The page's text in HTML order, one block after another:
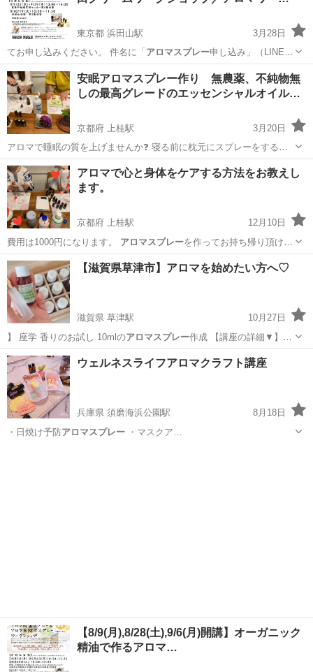
東京都 浜田山駅
3月28日
てお申し込みください。 件名に「 アロマスプレー申し込み」（LINEの
場合本文へ）…
東京 杉並区 浜田山駅 アロマ 丹田
安眠アロマスプレー作り 無農薬、不純物無
しの最高グレードのエッセンシャルオイル…
京都府 上桂駅
3月20日
アロマで睡眠の質を上げませんか❓ 寝る前に枕元にスプレーをするこ
とで、アロマの香りが副交感神経を優位にし、心と身体がリラック
ス、安眠を誘います💕 安眠効果のあるエッセンシャルオイルの種類は
たくさんあります。 甘い香りだけ...
京都 京都市 上桂駅 アロマ 香り
アロマで心と身体をケアする方法をお教えし
ます。
京都府 上桂駅
12月10日
費用は1000円になります。 アロマスプレーを作ってお持ち帰り頂けま
す😊 …
京都 京都市 上桂駅 その他
【滋賀県草津市】アロマを始めたい方へ♡
滋賀県 草津駅
10月27日
】 座学 香りのお試し 10mlのアロマスプレー作成 【講座の詳細▼】
htt…
滋賀 草津市 草津駅 アロマ
ウェルネスライフアロマクラフト講座
兵庫県 須磨海浜公園駅
8月18日
・日焼け予防アロマスプレー・マスクア…
【8/9(月),8/28(土),9/6(月)開講】オーガニック
精油で作るアロマ…